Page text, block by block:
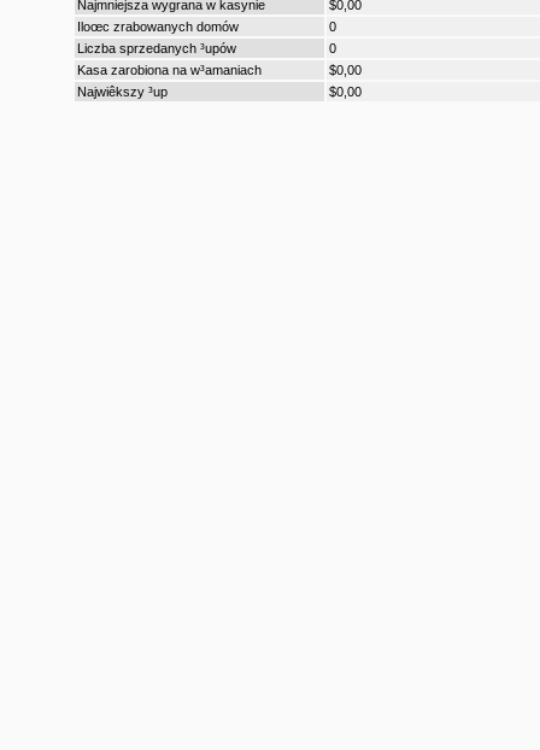
Najmniejsza wygrana w kasynie
$0,00
Iloœc zrabowanych domów
0
Liczba sprzedanych ³upów
0
Kasa zarobiona na w³amaniach
$0,00
Najwiêkszy ³up
$0,00